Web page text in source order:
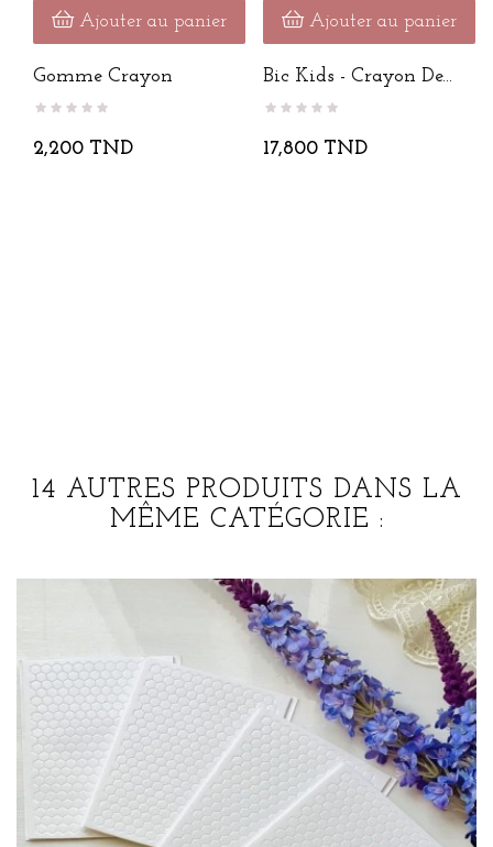
Ajouter au panier
Gomme Crayon
2,200 TND
Ajouter au panier
Bic Kids - Crayon De...
17,800 TND
14 AUTRES PRODUITS DANS LA
MÊME CATÉGORIE :